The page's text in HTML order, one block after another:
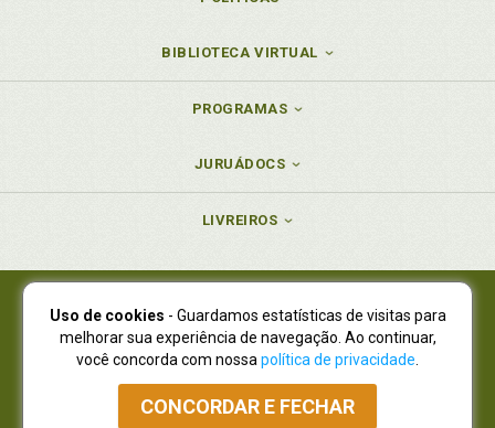
BIBLIOTECA VIRTUAL
PROGRAMAS
JURUÁDOCS
LIVREIROS
Juruá Editora Ltda., CNPJ 77.535.508/0001-19
Juruá Informática Ltda., CNPJ 01.701.561/0001-80
NOVO ENDEREÇO:R. Flávio Dallegrave, 7665, São Lourenço |
Curitiba - Paraná - CEP 82210-310
Atendimento: (41) 4009-3900|Vendas Atacado: (41) 4009-3939
Uso de cookies - Guardamos estatísticas de visitas para
melhorar sua experiência de navegação. Ao continuar,
você concorda com nossa política de privacidade
CONCORDAR E FECHAR